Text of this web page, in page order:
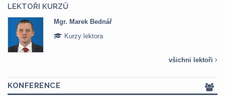
LEKTOŘI KURZŮ
Mgr. Marek Bednář
Kurzy lektora
všichni lektoři
KONFERENCE